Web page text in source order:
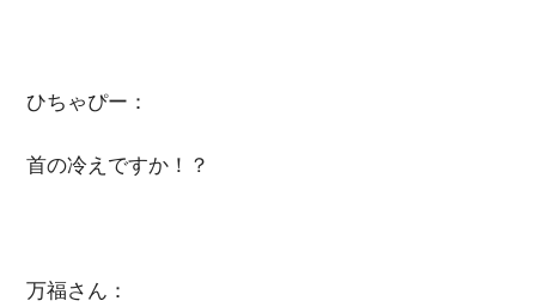
ひちゃぴー：
首の冷えですか！？
万福さん：